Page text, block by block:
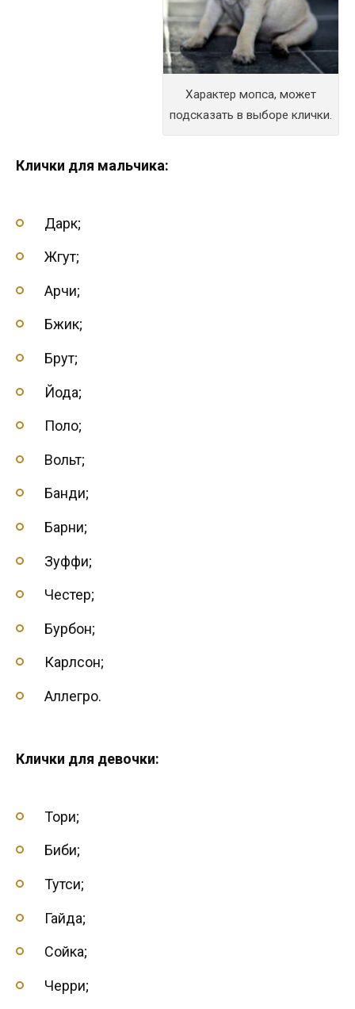
Характер мопса, может
подсказать в выборе клички.
Клички для мальчика:
Дарк;
Жгут;
Арчи;
Бжик;
Брут;
Йода;
Поло;
Вольт;
Банди;
Барни;
Зуффи;
Честер;
Бурбон;
Карлсон;
Аллегро.
Клички для девочки:
Тори;
Биби;
Тутси;
Гайда;
Сойка;
Черри;